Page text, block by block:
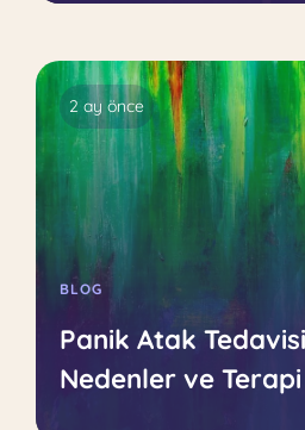
2 ay önce
BLOG
Panik Atak
Nedenler ve